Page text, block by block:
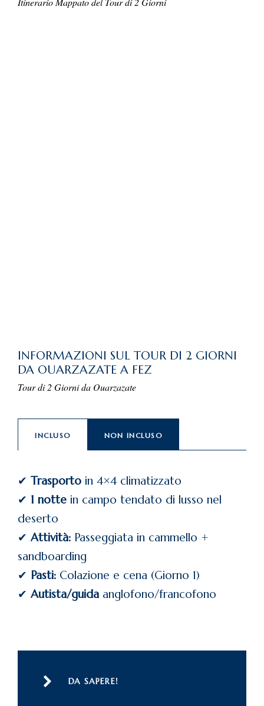
INFORMAZIONI SUL TOUR DI 2 GIORNI
DA OUARZAZATE A FEZ
Tour di 2 Giorni da Ouarzazate
INCLUSO NON INCLUSO
✔ Trasporto in 4×4 climatizzato
✔ 1 notte in campo tendato di lusso nel
deserto
✔Attività: Passeggiata in cammello +
sandboarding
✔ Pasti: Colazione e cena (Giorno 1)
✔Autista/guida anglofono/francofono
DA SAPERE!